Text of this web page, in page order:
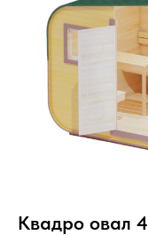
Квадро овал 4